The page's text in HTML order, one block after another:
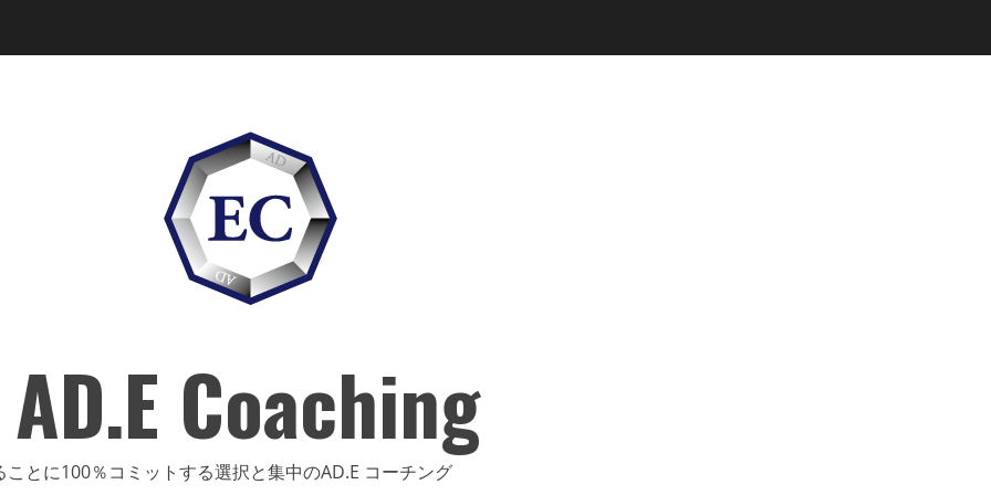
AD.E Coaching
ことに100％コミットする選択と集中のAD.E コーチング